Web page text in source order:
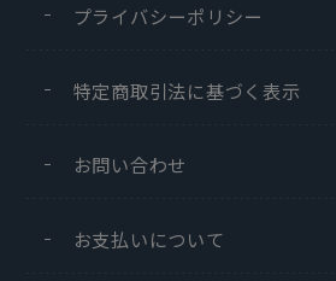
プライバシーポリシー
特定商取引法に基づく表示
お問い合わせ
お支払いについて